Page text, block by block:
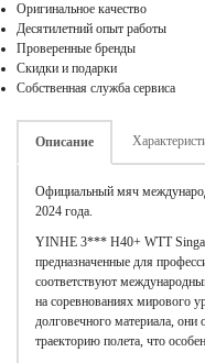
Оригинальное качество
Десятилетний опыт работы
Проверенные бренды
Скидки и подарки
Собственная служба сервиса
Описание
Официальный мяч
2024 года.
YINHE 3*** H40+ WTT
предназначенные для
соответствуют
на соревнованиях мирового
долговечного материала,
траекторию полета, что